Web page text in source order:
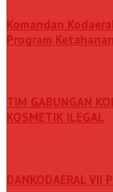
Komandan
Program
TIM GABUNGAN
KOSMETIK ILEGAL
DANKODAERAL VII